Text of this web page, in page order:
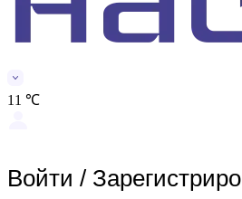
11 ℃
Войти /